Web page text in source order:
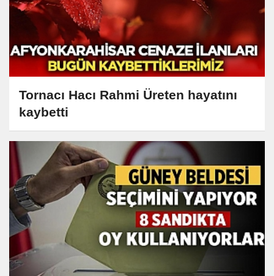
Tornacı Hacı Rahmi Üreten hayatını
kaybetti